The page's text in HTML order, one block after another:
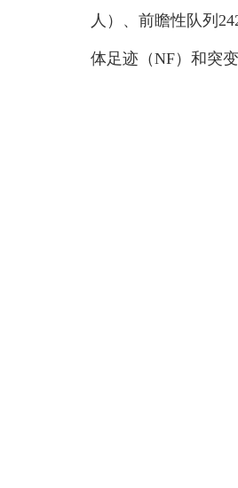
人）、前瞻性队列
体足迹（NF）和突